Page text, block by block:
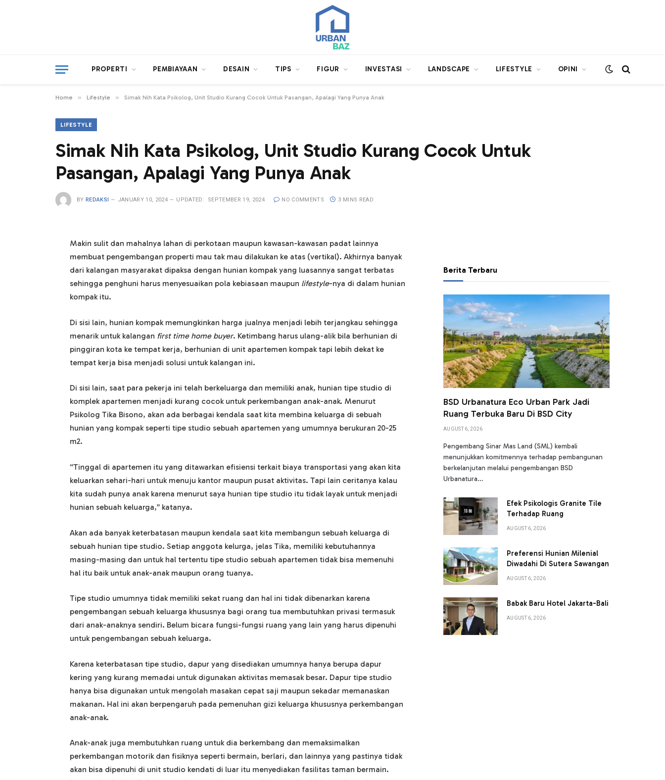
PROPERTI PEMBIAYAAN DESAIN TIPS FIGUR INVESTASI LANDSCAPE LIFESTYLE OPINI
Home » Lifestyle » Simak Nih Kata Psikolog, Unit Studio Kurang Cocok Untuk Pasangan, Apalagi Yang Punya Anak
LIFESTYLE
Simak Nih Kata Psikolog, Unit Studio Kurang Cocok Untuk
Pasangan, Apalagi Yang Punya Anak
BY REDAKSI JANUARY 10, 2024 UPDATED: SEPTEMBER 19, 2024 NO COMMENTS 3 MINS READ
Makin sulit dan mahalnya lahan di perkotaan maupun kawasan-kawasan padat lainnya
membuat pengembangan properti mau tak mau dilakukan ke atas (vertikal). Akhirnya banyak
dari kalangan masyarakat dipaksa dengan hunian kompak yang luasannya sangat terbatas
sehingga penghuni harus menyesuaikan pola kebiasaan maupun lifestyle-nya di dalam hunian
kompak itu.
Di sisi lain, hunian kompak memungkinkan harga jualnya menjadi lebih terjangkau sehingga
menarik untuk kalangan first time home buyer. Ketimbang harus ulang-alik bila berhunian di
pinggiran kota ke tempat kerja, berhunian di unit apartemen kompak tapi lebih dekat ke
tempat kerja bisa menjadi solusi untuk kalangan ini.
Di sisi lain, saat para pekerja ini telah berkeluarga dan memiliki anak, hunian tipe studio di
komplek apartemen menjadi kurang cocok untuk perkembangan anak-anak. Menurut
Psikolog Tika Bisono, akan ada berbagai kendala saat kita membina keluarga di sebuah
hunian yang kompak seperti tipe studio sebuah apartemen yang umumnya berukuran 20-25
m2.
“Tinggal di apartemen itu yang ditawarkan efisiensi terkait biaya transportasi yang akan kita
keluarkan sehari-hari untuk menuju kantor maupun pusat aktivitas. Tapi lain ceritanya kalau
kita sudah punya anak karena menurut saya hunian tipe studio itu tidak layak untuk menjadi
hunian sebuah keluarga,” katanya.
Akan ada banyak keterbatasan maupun kendala saat kita membangun sebuah keluarga di
sebuah hunian tipe studio. Setiap anggota kelurga, jelas Tika, memiliki kebutuhannya
masing-masing dan untuk hal tertentu tipe studio sebuah apartemen tidak bisa memenuhi
hal itu baik untuk anak-anak maupun orang tuanya.
Tipe studio umumnya tidak memiliki sekat ruang dan hal ini tidak dibenarkan karena
pengembangan sebuah keluarga khususnya bagi orang tua membutuhkan privasi termasuk
dari anak-anaknya sendiri. Belum bicara fungsi-fungsi ruang yang lain yang harus dipenuhi
untuk pengembangan sebuah keluarga.
Karena keterbatasan tipe studio, dapur yang disediakan umumnya hanya berupa dapur
kering yang kurang memadai untuk digunakan aktivitas memasak besar. Dapur tipe studio
hanya bisa digunakan untuk mengolah masakan cepat saji maupun sekadar memanaskan
makanan. Hal ini akan berpengaruh pada pemenuhan gizi keluarga khususnya perkembangan
anak-anak.
Anak-anak juga membutuhkan ruang untuk dia berkembang dan memaksimalkan
perkembangan motorik dan fisiknya seperti bermain, berlari, dan lainnya yang pastinya tidak
akan bisa dipenuhi di unit studio kendati di luar itu menyediakan fasilitas taman bermain.
Berita Terbaru
BSD Urbanatura Eco Urban Park Jadi
Ruang Terbuka Baru Di BSD City
AUGUST 6, 2026
Pengembang Sinar Mas Land (SML) kembali
menunjukkan komitmennya terhadap pembangunan
berkelanjutan melalui pengembangan BSD
Urbanatura…
Efek Psikologis Granite Tile
Terhadap Ruang
AUGUST 6, 2026
Preferensi Hunian Milenial
Diwadahi Di Sutera Sawangan
AUGUST 6, 2026
Babak Baru Hotel Jakarta-Bali
AUGUST 6, 2026